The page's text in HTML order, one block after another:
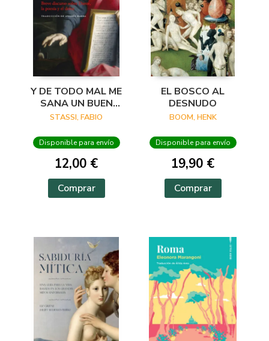
Y DE TODO MAL ME
SANA UN BUEN
VERSO
STASSI, FABIO
Disponible para envío
12,00 €
Comprar
EL BOSCO AL
DESNUDO
BOOM, HENK
Disponible para envío
19,90 €
Comprar